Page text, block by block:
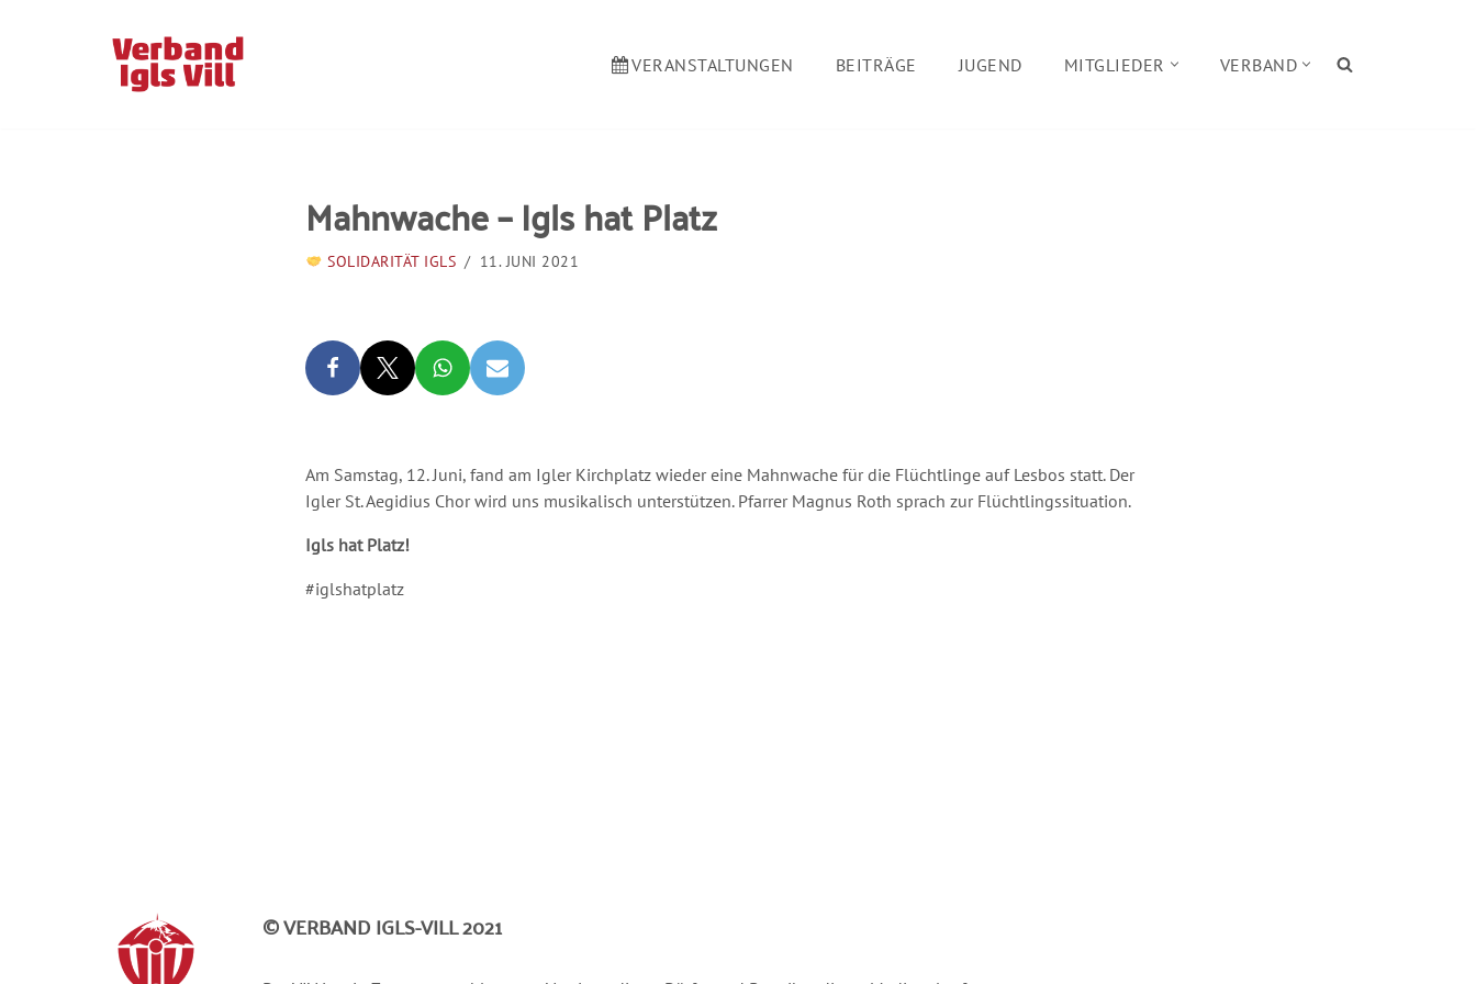
VERANSTALTUNGEN BEITRÄGE JUGEND MITGLIEDER VERBAND
Mahnwache – Igls hat Platz
SOLIDARITÄT IGLS 11. JUNI 2021
Am Samstag, 12. Juni, fand am Igler Kirchplatz wieder eine Mahnwache für die Flüchtlinge auf Lesbos statt. Der
Igler St. Aegidius Chor wird uns musikalisch unterstützen. Pfarrer Magnus Roth sprach zur Flüchtlingssituation.
Igls hat Platz!
#iglshatplatz
© VERBAND IGLS-VILL 2021